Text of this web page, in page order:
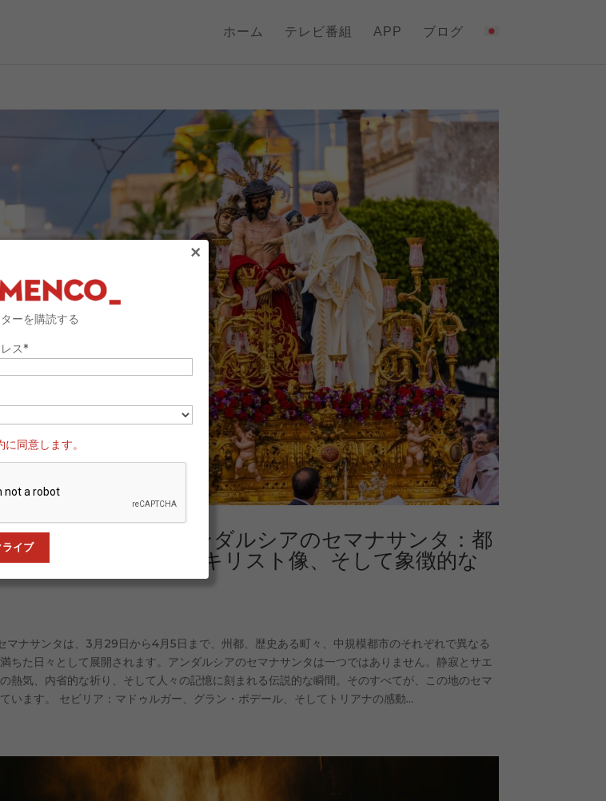
ホーム テレビ番組 APP ブログ
CRUSH 2026｜アンダルシアのセマナサンタ：都
る兄弟会、聖母像、キリスト像、そして象徴的な
ナサンタは、3月29日から4月5日まで、州都、歴史ある町々、中規模都市のそれぞれで異なる
ちた日々として展開されます。アンダルシアのセマナサンタは一つではありません。静寂とサエ
熱気、内省的な祈り、そして人々の記憶に刻まれる伝説的な瞬間。そのすべてが、この地のセマ
います。 セビリア：マドゥルガー、グラン・ポデール、そしてトリアナの感動...
ーを購読する
ス*
同意します。
×